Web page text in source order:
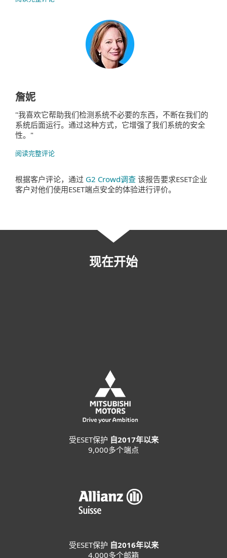
詹妮
"我喜欢它帮助我们检测系统不必要的东西，不断在我们的
系统后面运行。通过这种方式，它增强了我们系统的安全
性。"
阅读完整评论
根据客户评论，通过 G2 Crowd调查 该报告要求ESET企业
客户对他们使用ESET端点安全的体验进行评价。
现在开始
受ESET保护 自2017年以来
9,000多个端点
受ESET保护 自2016年以来
4,000多个邮箱